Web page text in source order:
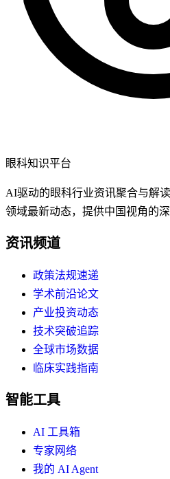
眼科知识平台
AI驱动的眼科行业资讯聚合与解
领域最新动态，提供中国视角的深
资讯频道
政策法规速递
学术前沿论文
产业投资动态
技术突破追踪
全球市场数据
临床实践指南
智能工具
AI 工具箱
专家网络
我的 AI Agent